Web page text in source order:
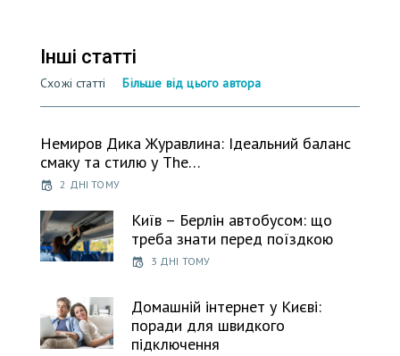
Інші статті
Схожі статті Більше від цього автора
Немиров Дика Журавлина: Ідеальний баланс
смаку та стилю у The…
2 ДНІ ТОМУ
Київ – Берлін автобусом: що
треба знати перед поїздкою
3 ДНІ ТОМУ
Домашній інтернет у Києві:
поради для швидкого
підключення